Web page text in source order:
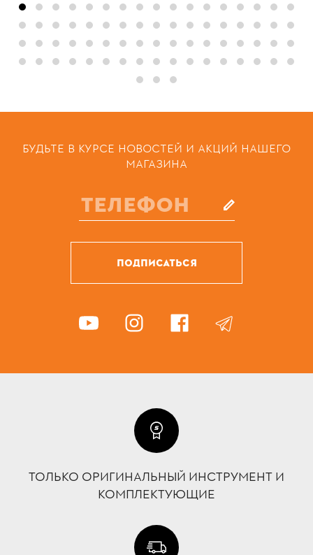
БУДЬТЕ В КУРСЕ НОВОСТЕЙ И АКЦИЙ НАШЕГО
МАГАЗИНА
ПОДПИСАТЬСЯ
ТОЛЬКО ОРИГИНАЛЬНЫЙ ИНСТРУМЕНТ И
КОМПЛЕКТУЮЩИЕ